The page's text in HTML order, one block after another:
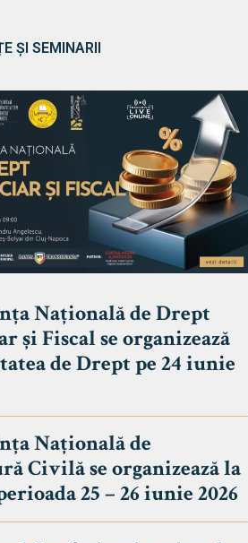
ȘI SEMINARII
Națională de Drept
și Fiscal se organizează
de Drept pe 24 iunie
Națională de
Civilă se organizează la
25 – 26 iunie 2026